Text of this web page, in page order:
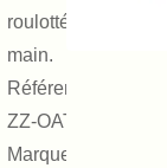
roulotté a la
main.
Référence :
ZZ-OATV 053
Marque : EHz-